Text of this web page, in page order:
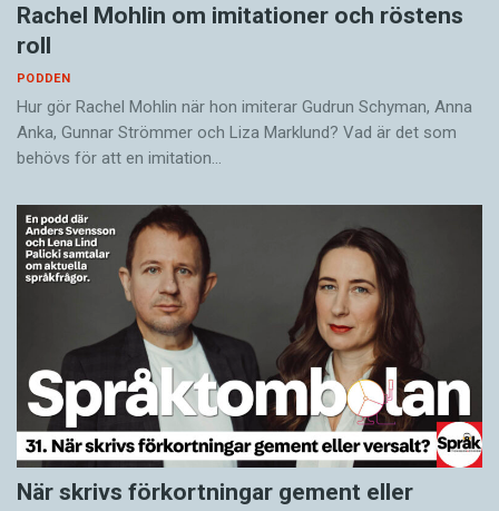
Rachel Mohlin om imitationer och röstens
roll
PODDEN
Hur gör Rachel Mohlin när hon imiterar Gudrun Schyman, Anna
Anka, Gunnar Strömmer och Liza Marklund? Vad är det som
behövs för att en imitation…
När skrivs förkortningar gement eller